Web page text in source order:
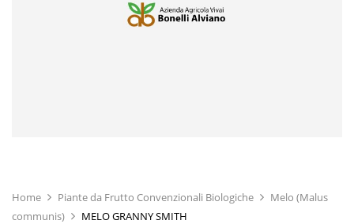
Home Piante da Frutto Convenzionali Biologiche
Melo (Malus
communis)
MELO GRANNY SMITH